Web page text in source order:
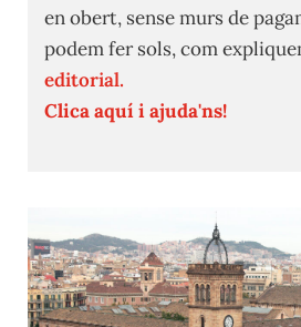
en obert, sense murs de
podem fer sols, com
editorial.
Clica aquí i ajuda'ns!